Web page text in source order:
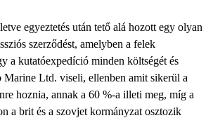
egyeztetés után tető alá hozott egy olyan
szerződést, amelyben a felek
a kutatóexpedíció minden költségét és
Marine Ltd. viseli, ellenben amit sikerül a
hoznia, annak a 60 %-a illeti meg, míg a
a brit és a szovjet kormányzat osztozik